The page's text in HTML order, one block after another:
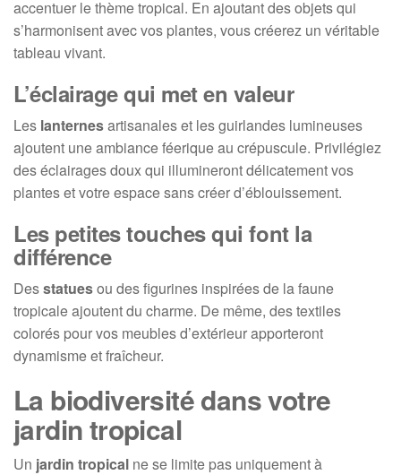
accentuer le thème tropical. En ajoutant des objets qui
s’harmonisent avec vos plantes, vous créerez un véritable
tableau vivant.
L’éclairage qui met en valeur
Les lanternesartisanales et les guirlandes lumineuses
ajoutent une ambiance féerique au crépuscule. Privilégiez
des éclairages doux qui illumineront délicatement vos
plantes et votre espace sans créer d’éblouissement.
Les petites touches qui font la
différence
Desstatuesou des figurines inspirées de la faune
tropicale ajoutent du charme. De même, des textiles
colorés pour vos meubles d’extérieur apporteront
dynamisme et fraîcheur.
La biodiversité dans votre
jardin tropical
Un jardin tropical ne se limite pas uniquement à